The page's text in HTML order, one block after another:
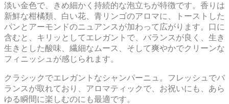
淡い金色で、きめ細かく持続的な泡立ちが特徴です。香りは
新鮮な柑橘類、白い花、青リンゴのアロマに、トーストした
パンとアーモンドのニュアンスが加わって広がります。口に
含むと、キリッとしてエレガントで、バランスが良く、生き
生きとした酸味、繊細なムース、そして爽やかでクリーンな
フィニッシュが感じられます。
クラシックでエレガントなシャンパーニュ。フレッシュでバ
ランスが取れており、アロマティックで、お祝いにも、あら
ゆる瞬間に楽しむのにも最適です。